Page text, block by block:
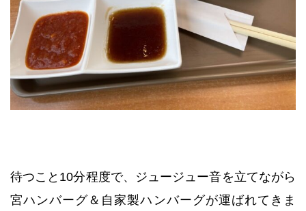
待つこと10分程度で、ジュージュー音を立てながら
宮ハンバーグ＆自家製ハンバーグが運ばれてきま